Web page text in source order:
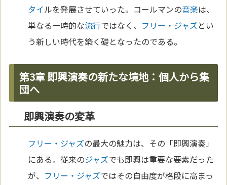
タイルを発展させていった。コールマンの音楽は、
単なる一時的な流行ではなく、 フリー・ジャズとい
う新しい時代を築く礎となったのである。
第3章 即興演奏の新たな境地：個人から集
団へ
即興演奏の変革
フリー・ジャズの最大の魅力は、その「即興演奏」
にある。従来のジャズでも即興は重要な要素だった
が、 フリー・ジャズではその自由度が格段に高まっ